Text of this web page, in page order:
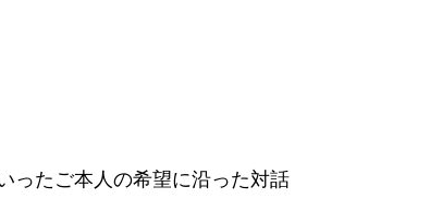
ったご本人の希望に沿った対話